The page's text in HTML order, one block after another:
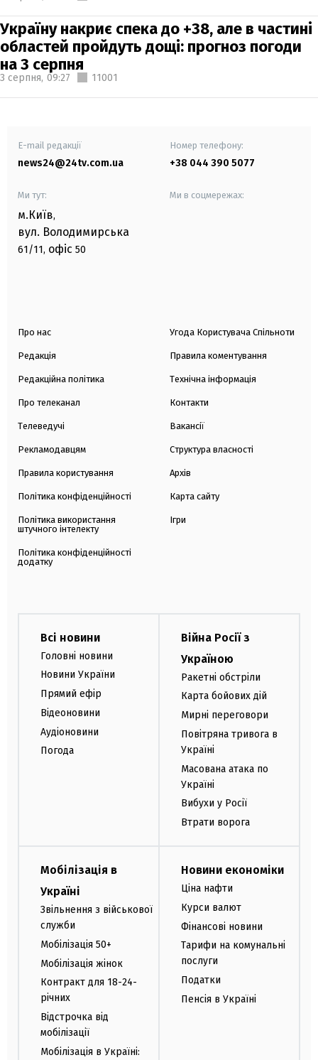
Україну накриє спека до +38, але в частині
областей пройдуть дощі: прогноз погоди
на 3 серпня
3 серпня, 09:27 11001
E-mail редакції
news24@24tv.com.ua
Номер телефону:
+38 044 390 5077
Ми тут:
м.Київ,
вул. Володимирська
61/11, офіс 50
Ми в соцмережах:
Про нас
Редакція
Редакційна політика
Про телеканал
Телеведучі
Рекламодавцям
Правила користування
Політика конфіденційності
Політика використання
штучного інтелекту
Політика конфіденційності
додатку
Угода Користувача Спільноти
Правила коментування
Технічна інформація
Контакти
Вакансії
Структура власності
Архів
Карта сайту
Ігри
Всі новини
Головні новини
Новини України
Прямий ефір
Відеоновини
Аудіоновини
Погода
Війна Росії з
Україною
Ракетні обстріли
Карта бойових дій
Мирні переговори
Повітряна тривога в
Україні
Масована атака по
Україні
Вибухи у Росії
Втрати ворога
Мобілізація в
Україні
Звільнення з військової
служби
Мобілізація 50+
Мобілізація жінок
Контракт для 18-24-
річних
Відстрочка від
мобілізації
Мобілізація в Україні:
Новини економіки
Ціна нафти
Курси валют
Фінансові новини
Тарифи на комунальні
послуги
Податки
Пенсія в Україні